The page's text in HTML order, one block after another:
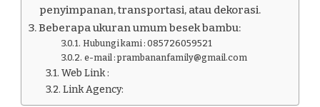
penyimpanan, transportasi, atau dekorasi.
Beberapa ukuran umum besek bambu:
Hubungi kami : 085726059521
e-mail : prambananfamily@gmail.com
Web Link :
Link Agency: